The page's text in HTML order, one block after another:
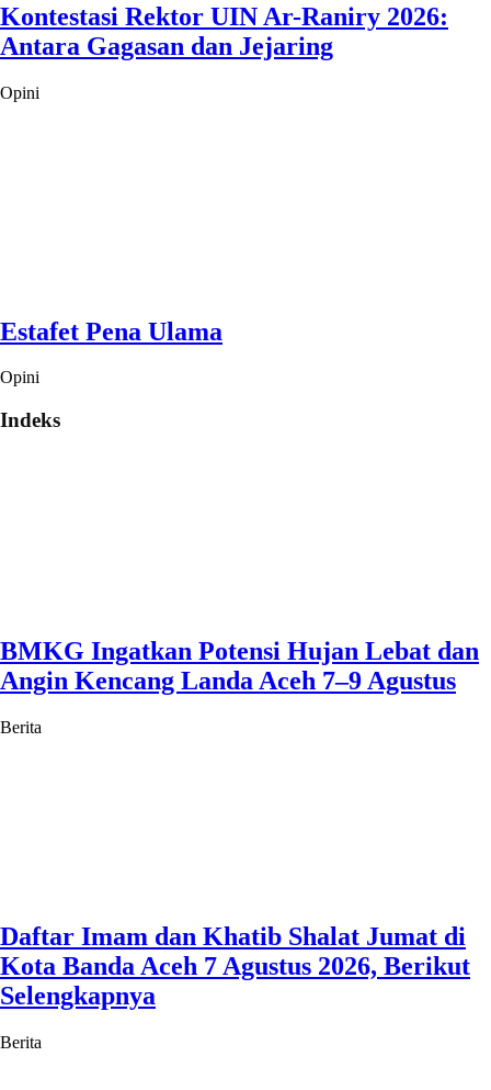
Kontestasi Rektor UIN Ar-Raniry 2026:
Antara Gagasan dan Jejaring
Opini
Estafet Pena Ulama
Opini
Indeks
BMKG Ingatkan Potensi Hujan Lebat dan
Angin Kencang Landa Aceh 7–9 Agustus
Berita
Daftar Imam dan Khatib Shalat Jumat di
Kota Banda Aceh 7 Agustus 2026, Berikut
Selengkapnya
Berita